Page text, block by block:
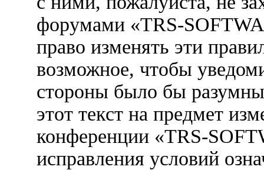
форумами «TRS-
право изменять эти
возможное, чтобы
стороны было бы
этот текст на предмет
конференции «TRS-
исправления условий